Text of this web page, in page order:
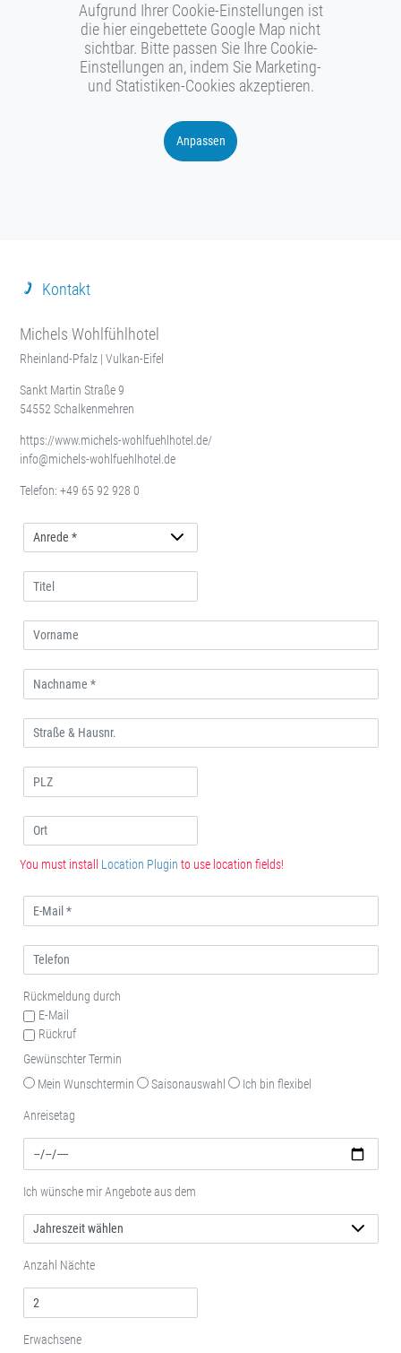
Aufgrund Ihrer Cookie-Einstellungen ist
die hier eingebettete Google Map nicht
sichtbar. Bitte passen Sie Ihre Cookie-
Einstellungen an, indem Sie Marketing-
und Statistiken-Cookies akzeptieren.
Anpassen
Kontakt
Michels Wohlfühlhotel
Rheinland-Pfalz | Vulkan-Eifel
Sankt Martin Straße 9
54552 Schalkenmehren
https://www.michels-wohlfuehlhotel.de/
info@michels-wohlfuehlhotel.de
Telefon: +49 65 92 928 0
Anrede
You must install Location Plugin to use location fields!
Rückmeldung durch
E-Mail
Rückruf
Gewünschter Termin
Mein Wunschtermin
Saisonauswahl Ich bin flexibel
Anreisetag
Ich wünsche mir Angebote aus dem
Anzahl Nächte
Erwachsene